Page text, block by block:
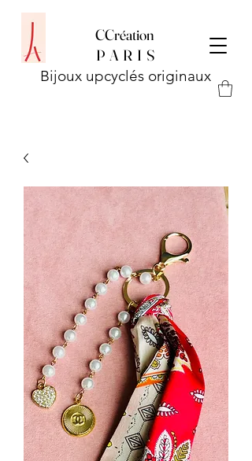
CCréation
P A R I S
Bijoux upcyclés originaux